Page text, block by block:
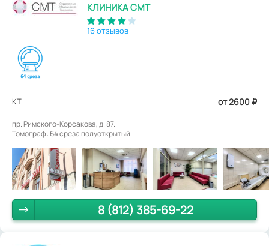
КЛИНИКА СМТ
16 отзывов
КТ от 2600 ₽
пр. Римского-Корсакова, д. 87.
Томограф: 64 среза полуоткрытый
8 (812) 385-69-22